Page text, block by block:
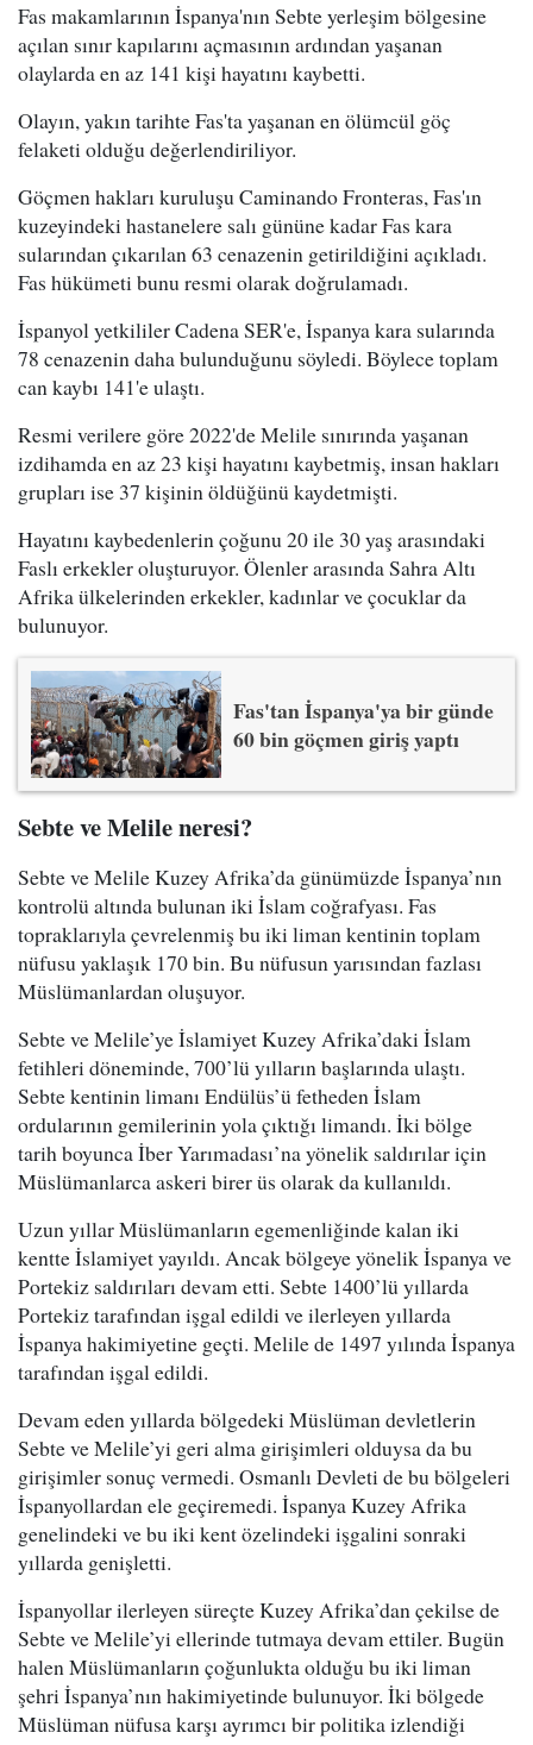
Fas makamlarının İspanya'nın Sebte yerleşim bölgesine
açılan sınır kapılarını açmasının ardından yaşanan
olaylarda en az 141 kişi hayatını kaybetti.
Olayın, yakın tarihte Fas'ta yaşanan en ölümcül göç
felaketi olduğu değerlendiriliyor.
Göçmen hakları kuruluşu Caminando Fronteras, Fas'ın
kuzeyindeki hastanelere salı gününe kadar Fas kara
sularından çıkarılan 63 cenazenin getirildiğini açıkladı.
Fas hükümeti bunu resmi olarak doğrulamadı.
İspanyol yetkililer Cadena SER'e, İspanya kara sularında
78 cenazenin daha bulunduğunu söyledi. Böylece toplam
can kaybı 141'e ulaştı.
Resmi verilere göre 2022'de Melile sınırında yaşanan
izdihamda en az 23 kişi hayatını kaybetmiş, insan hakları
grupları ise 37 kişinin öldüğünü kaydetmişti.
Hayatını kaybedenlerin çoğunu 20 ile 30 yaş arasındaki
Faslı erkekler oluşturuyor. Ölenler arasında Sahra Altı
Afrika ülkelerinden erkekler, kadınlar ve çocuklar da
bulunuyor.
Fas'tan İspanya'ya bir günde
60 bin göçmen giriş yaptı
Sebte ve Melile neresi?
Sebte ve Melile Kuzey Afrika’da günümüzde İspanya’nın
kontrolü altında bulunan iki İslam coğrafyası. Fas
topraklarıyla çevrelenmiş bu iki liman kentinin toplam
nüfusu yaklaşık 170 bin. Bu nüfusun yarısından fazlası
Müslümanlardan oluşuyor.
Sebte ve Melile’ye İslamiyet Kuzey Afrika’daki İslam
fetihleri döneminde, 700’lü yılların başlarında ulaştı.
Sebte kentinin limanı Endülüs’ü fetheden İslam
ordularının gemilerinin yola çıktığı limandı. İki bölge
tarih boyunca İber Yarımadası’na yönelik saldırılar için
Müslümanlarca askeri birer üs olarak da kullanıldı.
Uzun yıllar Müslümanların egemenliğinde kalan iki
kentte İslamiyet yayıldı. Ancak bölgeye yönelik İspanya ve
Portekiz saldırıları devam etti. Sebte 1400’lü yıllarda
Portekiz tarafından işgal edildi ve ilerleyen yıllarda
İspanya hakimiyetine geçti. Melile de 1497 yılında İspanya
tarafından işgal edildi.
Devam eden yıllarda bölgedeki Müslüman devletlerin
Sebte ve Melile’yi geri alma girişimleri olduysa da bu
girişimler sonuç vermedi. Osmanlı Devleti de bu bölgeleri
İspanyollardan ele geçiremedi. İspanya Kuzey Afrika
genelindeki ve bu iki kent özelindeki işgalini sonraki
yıllarda genişletti.
İspanyollar ilerleyen süreçte Kuzey Afrika’dan çekilse de
Sebte ve Melile’yi ellerinde tutmaya devam ettiler. Bugün
halen Müslümanların çoğunlukta olduğu bu iki liman
şehri İspanya’nın hakimiyetinde bulunuyor. İki bölgede
Müslüman nüfusa karşı ayrımcı bir politika izlendiği